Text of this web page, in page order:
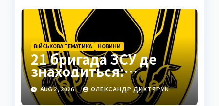
ВІЙСЬКОВА ТЕМАТИКА НОВИНИ
21 бригада ЗСУ де
знаходиться:
Подільськ як
стратегічний центр
AUG 2, 2026 ОЛЕКСАНДР ДИХТЯРУК